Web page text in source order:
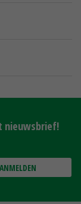
nieuwsbrief!